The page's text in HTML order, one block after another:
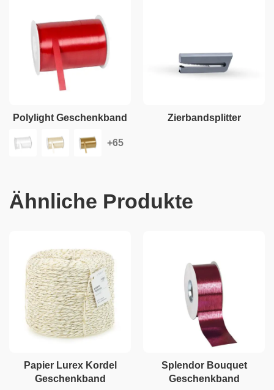
Polylight Geschenkband Zierbandsplitter
Ähnliche Produkte
Papier Lurex Kordel
Geschenkband
Splendor Bouquet
Geschenkband